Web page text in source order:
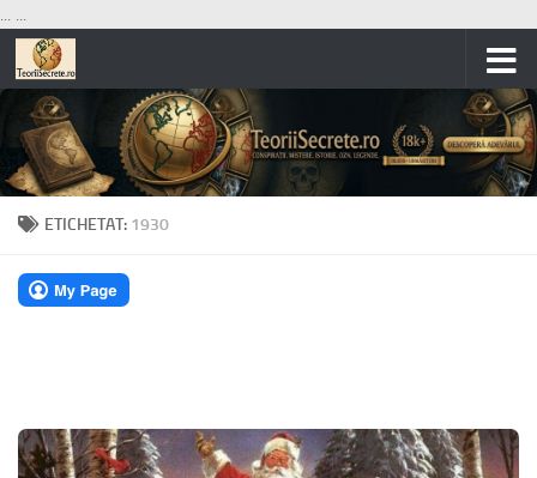
... ...
Skip to content
ETICHETAT: 1930